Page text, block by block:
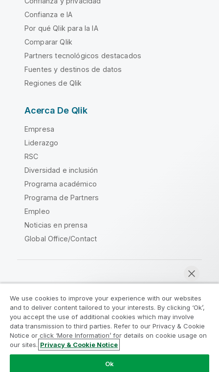
Confianza e IA
Por qué Qlik para la IA
Comparar Qlik
Partners tecnológicos destacados
Fuentes y destinos de datos
Regiones de Qlik
Acerca De Qlik
Empresa
Liderazgo
RSC
Diversidad e inclusión
Programa académico
Programa de Partners
Empleo
Noticias en prensa
Global Office/Contact
Acuerdos legales
Condiciones del producto
Legal Policies
Política legal
Condiciones de uso
Marcas comerciales
Do Not Share My Info
Copyright © 1993-2026 QlikTech International AB.
We use cookies to improve your experience with our websites
and to deliver content tailored to your interests. By clicking ‘Ok’,
you accept the use of additional cookies which may involve
data transmission to third parties. Refer to our Privacy & Cookie
Notice or click ‘More Information’ for details on cookie usage on
our sites. Privacy & Cookie Notice
Ok